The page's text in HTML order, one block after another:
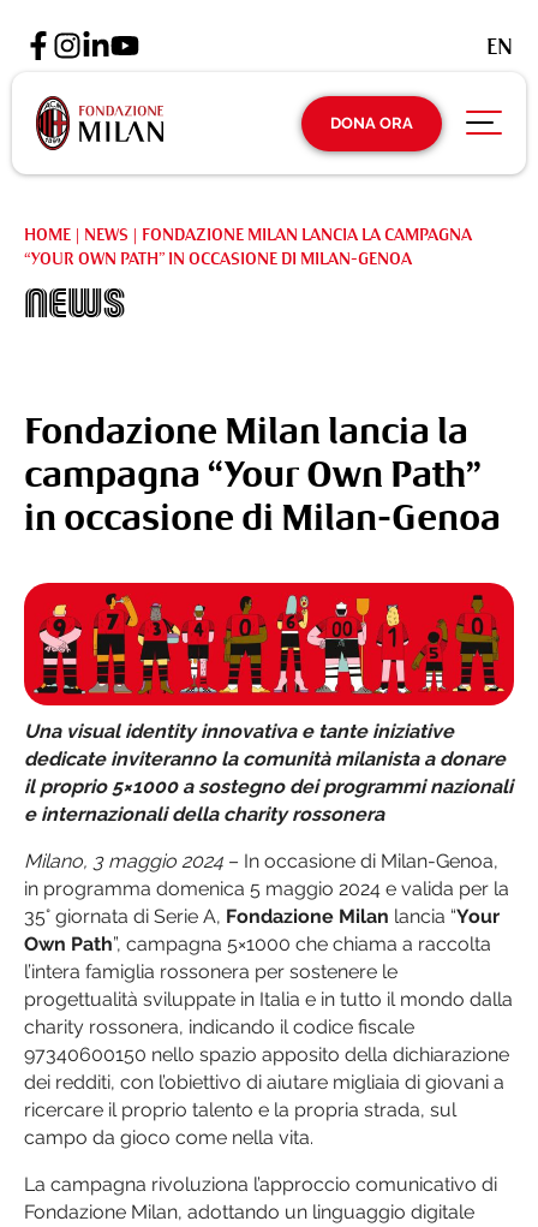
DONA ORA
EN
HOME | NEWS | FONDAZIONE MILAN LANCIA LA CAMPAGNA
“YOUR OWN PATH” IN OCCASIONE DI MILAN-GENOA
News
Fondazione Milan lancia la
campagna “Your Own Path”
in occasione di Milan-Genoa
Una visual identity innovativa e tante iniziative
dedicate inviteranno la comunità milanista a donare
il proprio 5×1000 a sostegno dei programmi nazionali
e internazionali della charity rossonera
Milano, 3 maggio 2024 – In occasione di Milan-Genoa,
in programma domenica 5 maggio 2024 e valida per la
35° giornata di Serie A, Fondazione Milan lancia “Your
Own Path”, campagna 5×1000 che chiama a raccolta
l’intera famiglia rossonera per sostenere le
progettualità sviluppate in Italia e in tutto il mondo dalla
charity rossonera, indicando il codice fiscale
97340600150 nello spazio apposito della dichiarazione
dei redditi, con l’obiettivo di aiutare migliaia di giovani a
ricercare il proprio talento e la propria strada, sul
campo da gioco come nella vita.
La campagna rivoluziona l’approccio comunicativo di
Fondazione Milan, adottando un linguaggio digitale